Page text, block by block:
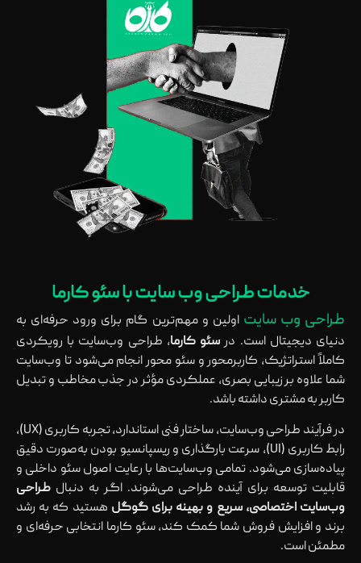
خدمات طراحی وب سایت با سئو کارما
طراحی وب‌ سایت اولین و مهم‌ترین گام برای ورود حرفه‌ای به
دنیای دیجیتال است. درسئو کارما، طراحی وب‌سایت با رویکردی
کاملاً استراتژیک، کاربرمحور و سئو محور انجام می‌شود تا وب‌سایت
شما علاوه بر زیبایی بصری، عملکردی مؤثر در جذب مخاطب و تبدیل
کاربر به مشتری داشته باشد.
در فرآیند طراحی وب‌سایت، ساختار فنی استاندارد، تجربه کاربری (UX)،
رابط کاربری (UI)، سرعت بارگذاری و ریسپانسیو بودن به‌صورت دقیق
پیاده‌سازی می‌شود. تمامی وب‌سایت‌ها با رعایت اصول سئو داخلی و
قابلیت توسعه برای آینده طراحی می‌شوند. اگر به دنبال طراحی
وب‌سایت اختصاصی، سریع و بهینه برای گوگل هستید که به رشد
برند و افزایش فروش شما کمک کند، سئو کارما انتخابی حرفه‌ای و
مطمئن است.